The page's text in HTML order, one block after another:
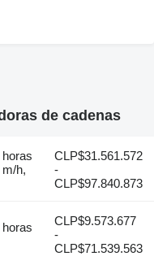
de cadenas
h,
CLP$31.561.572
-
CLP$97.840.873
CLP$9.573.677
-
CLP$71.539.563